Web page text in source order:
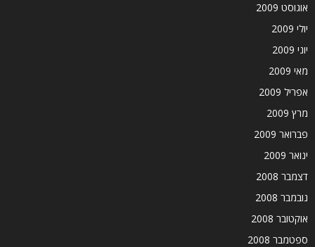
אוגוסט 2009
יולי 2009
יוני 2009
מאי 2009
אפריל 2009
מרץ 2009
פברואר 2009
ינואר 2009
דצמבר 2008
נובמבר 2008
אוקטובר 2008
ספטמבר 2008